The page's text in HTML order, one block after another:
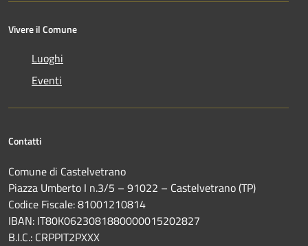
Vivere il Comune
Luoghi
Eventi
Contatti
Comune di Castelvetrano
Piazza Umberto I n.3/5 – 91022 – Castelvetrano (TP)
Codice Fiscale: 81001210814
IBAN: IT80K0623081880000015202827
B.I.C.: CRPPIT2PXXX